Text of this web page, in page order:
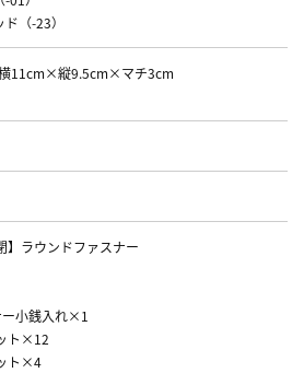
（-23）
11cm×縦9.5cm×マチ3cm
】ラウンドファスナー
小銭入れ×1
ト×12
ト×4